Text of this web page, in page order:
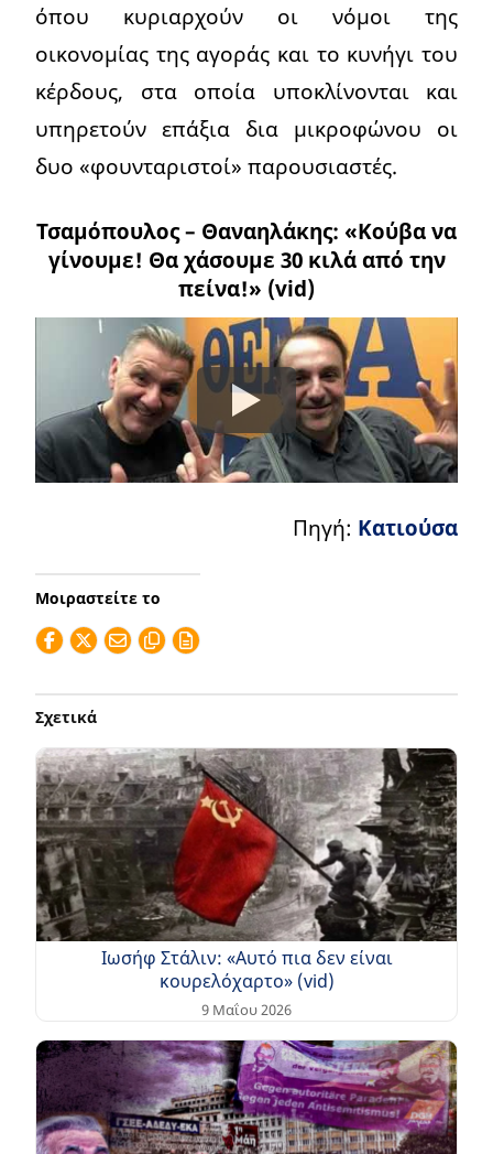
όπου κυριαρχούν οι νόμοι της
οικονομίας της αγοράς και το κυνήγι του
κέρδους, στα οποία υποκλίνονται και
υπηρετούν επάξια δια μικροφώνου οι
δυο «φουνταριστοί» παρουσιαστές.
Τσαμόπουλος – Θαναηλάκης: «Κούβα να
γίνουμε! Θα χάσουμε 30 κιλά από την
πείνα!» (vid)
Πηγή: Κατιούσα
Μοιραστείτε το
Σχετικά
Ιωσήφ Στάλιν: «Αυτό πια δεν είναι
κουρελόχαρτο» (vid)
9 Μαΐου 2026